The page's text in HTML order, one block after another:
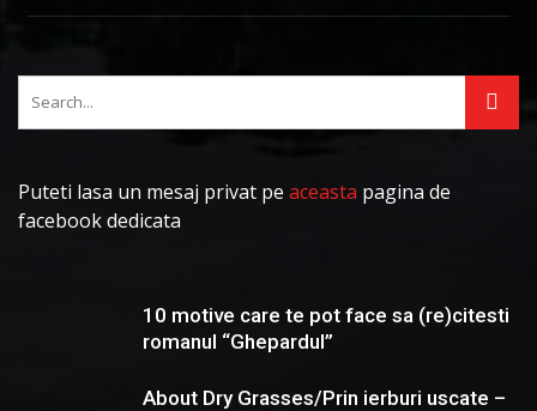
Puteti lasa un mesaj privat pe aceasta pagina de
facebook dedicata
10 motive care te pot face sa (re)citesti
romanul “Ghepardul”
About Dry Grasses/Prin ierburi uscate –